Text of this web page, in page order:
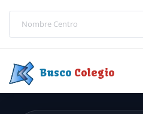
Busco Colegio